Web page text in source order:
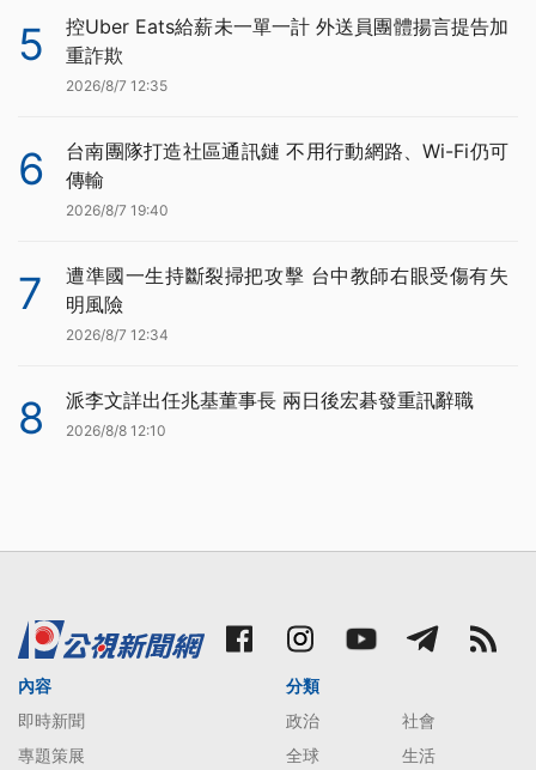
5
控Uber Eats給薪未一單一計 外送員團體揚言提告加
重詐欺
2026/8/7 12:35
6
台南團隊打造社區通訊鏈 不用行動網路、Wi-Fi仍可
傳輸
2026/8/7 19:40
7
遭準國一生持斷裂掃把攻擊 台中教師右眼受傷有失
明風險
2026/8/7 12:34
8 派李文詳出任兆基董事長 兩日後宏碁發重訊辭職
2026/8/8 12:10
內容
即時新聞
專題策展
分類
政治
社會
全球
生活